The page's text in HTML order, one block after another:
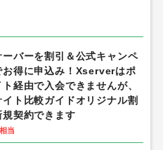
ーバーを割引＆公式キャンペ
お得に申込み！Xserverはポ
経由で入会できませんが、
ト比較ガイドオリジナル割
規契約できます
相当